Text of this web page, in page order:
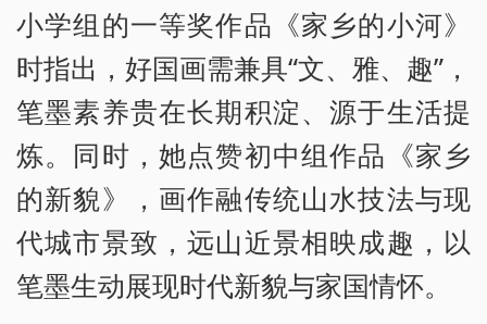
小学组的一等奖作品《家乡的小河》
时指出，好国画需兼具“文、雅、趣”，
笔墨素养贵在长期积淀、源于生活提
炼。同时，她点赞初中组作品《家乡
的新貌》，画作融传统山水技法与现
代城市景致，远山近景相映成趣，以
笔墨生动展现时代新貌与家国情怀。